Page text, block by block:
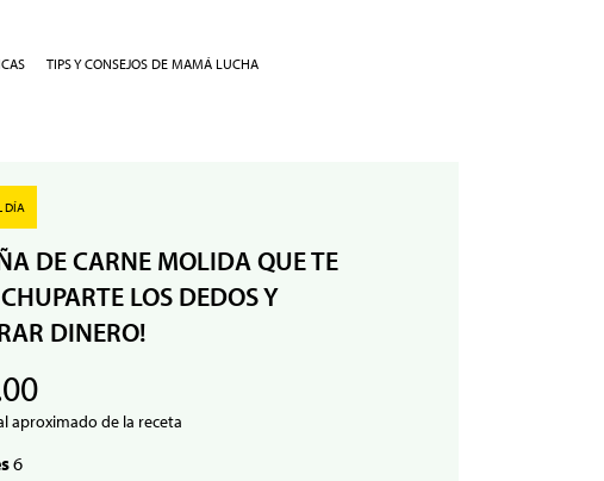
TIPS Y CONSEJOS DE MAMÁ LUCHA
DÍA
DE CARNE MOLIDA QUE TE
LOS DEDOS Y
DINERO!
aproximado de la receta
6